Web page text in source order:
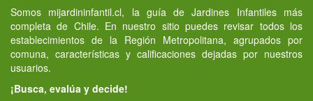
Somos mijardininfantil.cl, la guía de Jardines Infantiles más
completa de Chile. En nuestro sitio puedes revisar todos los
establecimientos de la Región Metropolitana, agrupados por
comuna, características y calificaciones dejadas por nuestros
usuarios.
¡Busca, evalúa y decide!